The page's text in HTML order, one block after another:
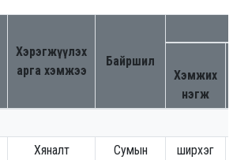
Хэрэгжүүлэх
арга хэмжээ
Байршил
Хэмжих
нэгж
Хяналт
Сумын
ширхэг